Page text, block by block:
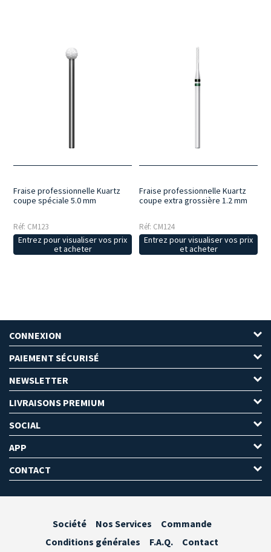
Fraise professionnelle Kuartz
coupe spéciale 5.0 mm
Réf: CM123
Entrez pour visualiser vos prix
et acheter
Fraise professionnelle Kuartz
coupe extra grossière 1.2 mm
Réf: CM124
Entrez pour visualiser vos prix
et acheter
CONNEXION
PAIEMENT SÉCURISÉ
NEWSLETTER
LIVRAISONS PREMIUM
SOCIAL
APP
CONTACT
Société Nos Services
Commande
Conditions générales
F.A.Q. Contact